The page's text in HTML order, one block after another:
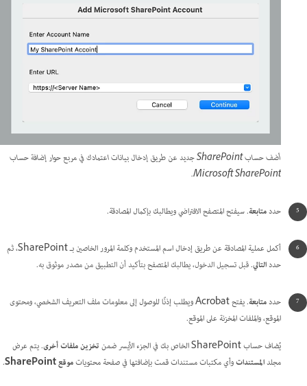
أضف حساب SharePoint جديد عن طريق إدخال بيانات اعتمادك في مربع حوار إضافة حساب
Microsoft SharePoint.
حددمتابعة. سيفتح المتصفح الافتراضي ويطالبك بإكمال المصادقة.
أكمل عملية المصادقة عن طريق إدخال اسم المستخدم وكلمة المرور الخاصين بـ SharePoint، ثم
حددالتالي.قبل تسجيل الدخول، يطالبك المتصفح بتأكيد أن التطبيق من مصدر موثوق به.
حددمتابعة
. يفتح Acrobat ويطلب إذنًا للوصول إلى معلومات ملف التعريف الشخصي، ومحتوى
الموقع، والملفات المخزنة على الموقع.
يُضاف حساب SharePoint الخاص بك في الجزء الأيسر ضمن
تخزين ملفات أخرى. يتم عرض
مجلدالمستنداتوأي مكتبات مستندات قمت بإضافتها في صفحة محتوياتموقع SharePoint .